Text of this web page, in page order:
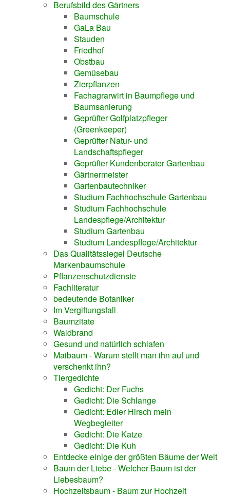
Berufsbild des Gärtners
Baumschule
GaLa Bau
Stauden
Friedhof
Obstbau
Gemüsebau
Zierpflanzen
Fachagrarwirt in Baumpflege und
Baumsanierung
Geprüfter Golfplatzpfleger
(Greenkeeper)
Geprüfter Natur- und
Landschaftspfleger
Geprüfter Kundenberater Gartenbau
Gärtnermeister
Gartenbautechniker
Studium Fachhochschule Gartenbau
Studium Fachhochschule
Landespflege/Architektur
Studium Gartenbau
Studium Landespflege/Architektur
Das Qualitätssiegel Deutsche
Markenbaumschule
Pflanzenschutzdienste
Fachliteratur
bedeutende Botaniker
Im Vergiftungsfall
Baumzitate
Waldbrand
Gesund und natürlich schlafen
Maibaum - Warum stellt man ihn auf und
verschenkt ihn?
Tiergedichte
Gedicht: Der Fuchs
Gedicht: Die Schlange
Gedicht: Edler Hirsch mein
Wegbegleiter
Gedicht: Die Katze
Gedicht: Die Kuh
Entdecke einige der größten Bäume der Welt
Baum der Liebe - Welcher Baum ist der
Liebesbaum?
Hochzeitsbaum - Baum zur Hochzeit